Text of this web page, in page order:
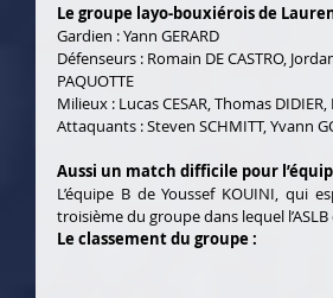
Le groupe layo-bouxiérois de
Gardien : Yann GERARD
Défenseurs : Romain DE CASTRO,
PAQUOTTE
Milieux : Lucas CESAR, Thomas
Attaquants : Steven SCHMITT, Yvann
Aussi un match difficile pour
L’équipe B de Youssef KOUINI, qui
troisième du groupe dans lequel
Le classement du groupe :